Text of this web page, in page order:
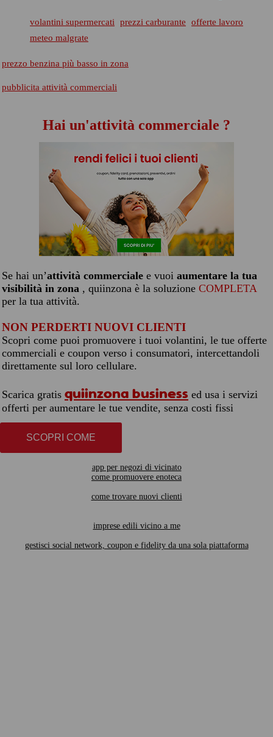
volantini supermercati prezzi carburante
offerte lavoro
meteo malgrate
prezzo benzina più basso in zona
pubblicita attività commerciali
Hai un'attività commerciale ?
Se hai un’attività commerciale e vuoi aumentare la tua
visibilità in zona , quiinzona è la soluzione COMPLETA
per la tua attività.
NON PERDERTI NUOVI CLIENTI
Scopri come puoi promuovere i tuoi volantini, le tue offerte
commerciali e coupon verso i consumatori, intercettandoli
direttamente sul loro cellulare.
Scarica gratis quiinzona business ed usa i servizi
offerti per aumentare le tue vendite, senza costi fissi
SCOPRI COME
app per negozi di vicinato
come promuovere enoteca
come trovare nuovi clienti
imprese edili vicino a me
gestisci social network, coupon e fidelity da una sola piattaforma